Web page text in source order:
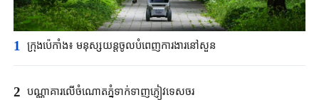
1 ក្រុងប៉េកាំង​៖ មនុស្សយន្ត​ចូលបំពេញ​ការងារនៅសួន​​
2 បណ្ណាគារលើចំណោតភ្នំទាក់ទាញភ្ញៀវទេសចរ